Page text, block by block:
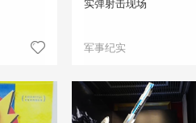
实弹射击现场
军事纪实